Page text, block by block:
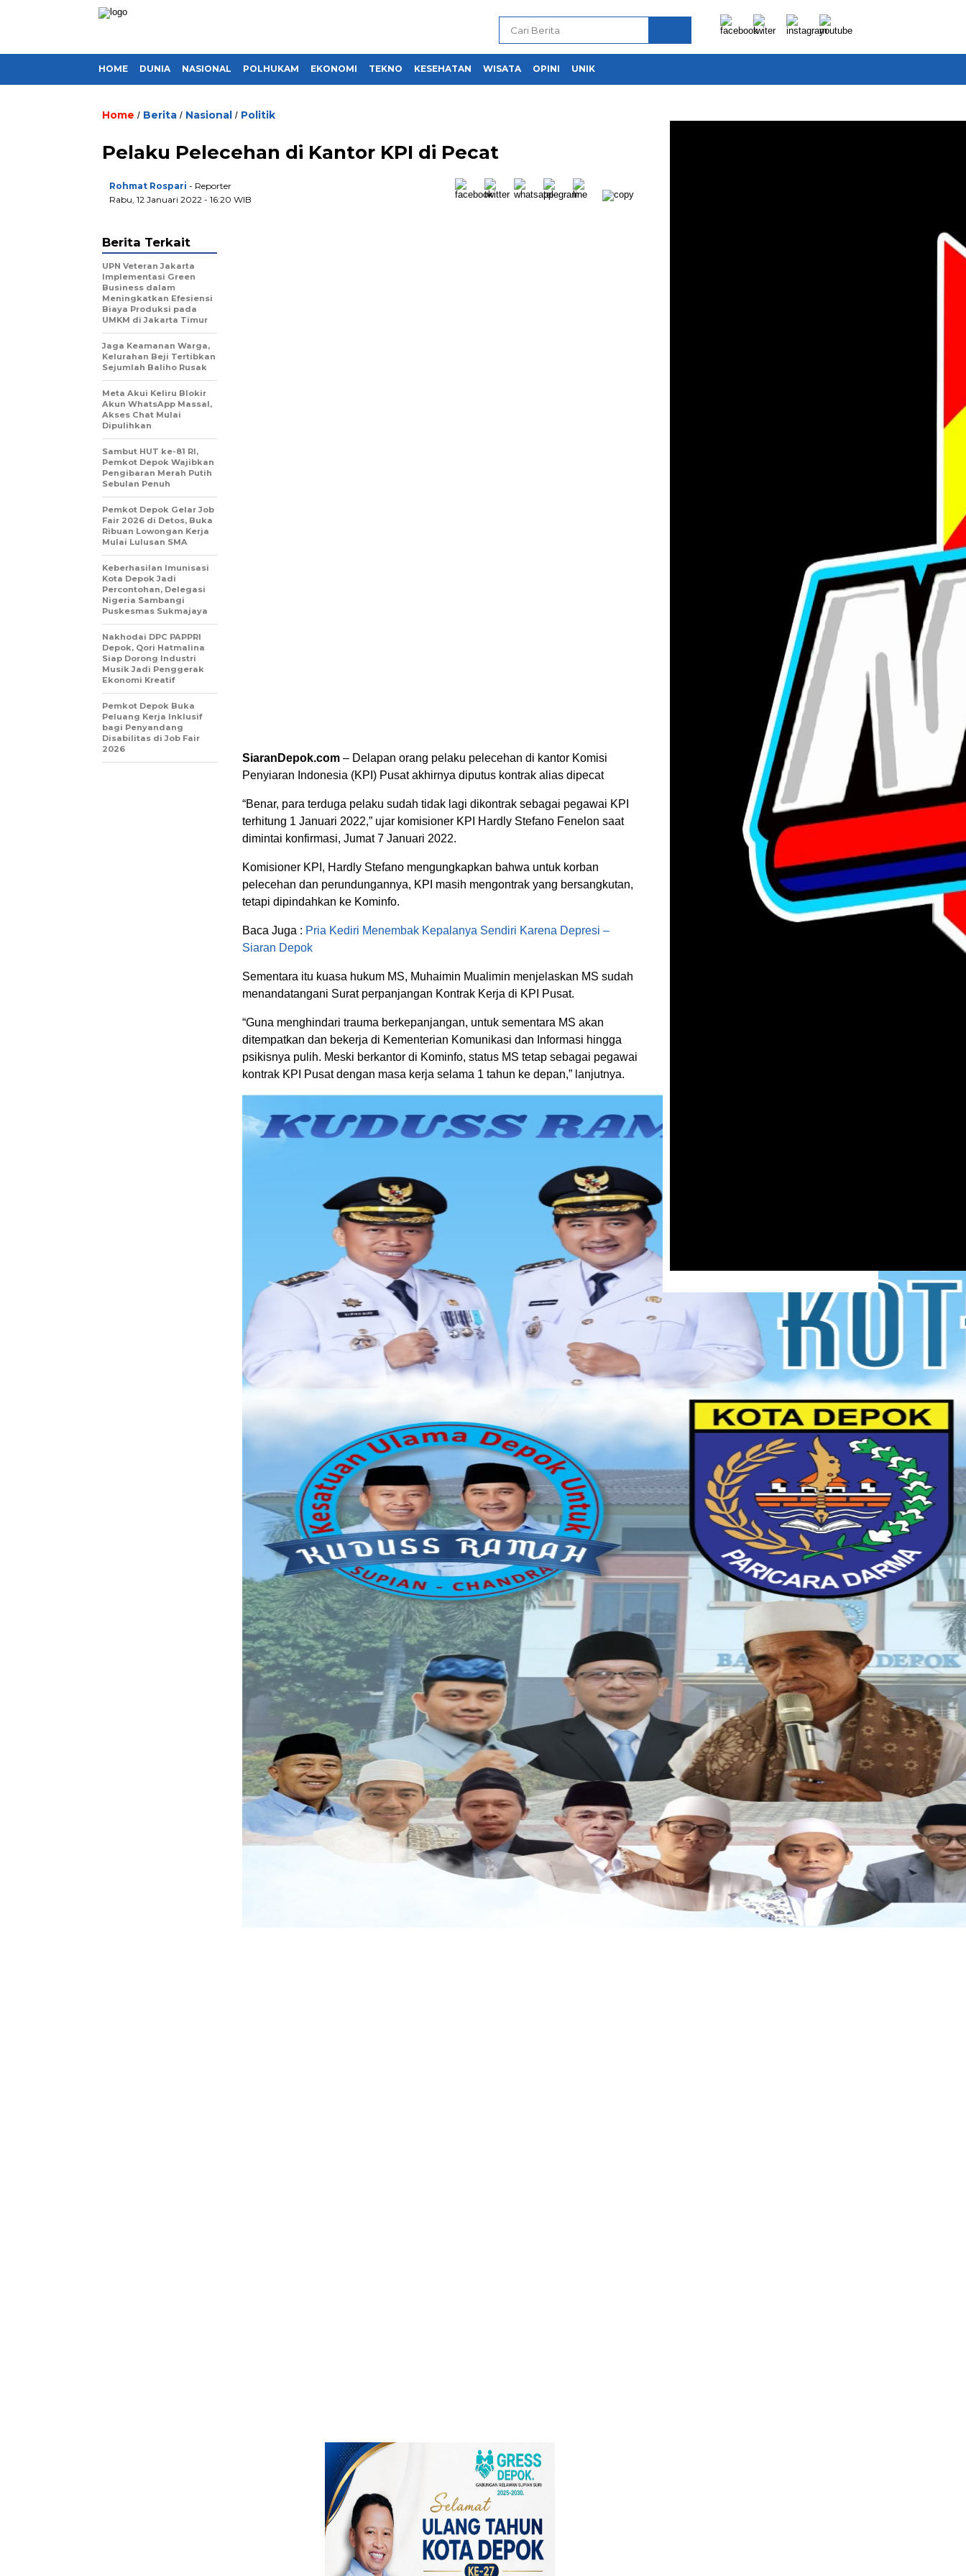
HOME DUNIA NASIONAL POLHUKAM EKONOMI TEKNO KESEHATAN WISATA OPINI UNIK
Home / Berita / Nasional / Politik
Pelaku Pelecehan di Kantor KPI di Pecat
Rohmat Rospari - Reporter
Rabu, 12 Januari 2022 - 16:20 WIB
SiaranDepok.com – Delapan orang pelaku pelecehan di kantor Komisi
Penyiaran Indonesia (KPI) Pusat akhirnya diputus kontrak alias dipecat
“Benar, para terduga pelaku sudah tidak lagi dikontrak sebagai pegawai KPI
terhitung 1 Januari 2022,” ujar komisioner KPI Hardly Stefano Fenelon saat
dimintai konfirmasi, Jumat 7 Januari 2022.
Komisioner KPI, Hardly Stefano mengungkapkan bahwa untuk korban
pelecehan dan perundungannya, KPI masih mengontrak yang bersangkutan,
tetapi dipindahkan ke Kominfo.
Baca Juga : Pria Kediri Menembak Kepalanya Sendiri Karena Depresi –
Siaran Depok
Sementara itu kuasa hukum MS, Muhaimin Mualimin menjelaskan MS sudah
menandatangani Surat perpanjangan Kontrak Kerja di KPI Pusat.
“Guna menghindari trauma berkepanjangan, untuk sementara MS akan
ditempatkan dan bekerja di Kementerian Komunikasi dan Informasi hingga
psikisnya pulih. Meski berkantor di Kominfo, status MS tetap sebagai pegawai
kontrak KPI Pusat dengan masa kerja selama 1 tahun ke depan,” lanjutnya.
Berita Terkait
UPN Veteran Jakarta
Implementasi Green
Business dalam
Meningkatkan Efesiensi
Biaya Produksi pada
UMKM di Jakarta Timur
Jaga Keamanan Warga,
Kelurahan Beji Tertibkan
Sejumlah Baliho Rusak
Meta Akui Keliru Blokir
Akun WhatsApp Massal,
Akses Chat Mulai
Dipulihkan
Sambut HUT ke-81 RI,
Pemkot Depok Wajibkan
Pengibaran Merah Putih
Sebulan Penuh
Pemkot Depok Gelar Job
Fair 2026 di Detos, Buka
Ribuan Lowongan Kerja
Mulai Lulusan SMA
Keberhasilan Imunisasi
Kota Depok Jadi
Percontohan, Delegasi
Nigeria Sambangi
Puskesmas Sukmajaya
Nakhodai DPC PAPPRI
Depok, Qori Hatmalina
Siap Dorong Industri
Musik Jadi Penggerak
Ekonomi Kreatif
Pemkot Depok Buka
Peluang Kerja Inklusif
bagi Penyandang
Disabilitas di Job Fair
2026